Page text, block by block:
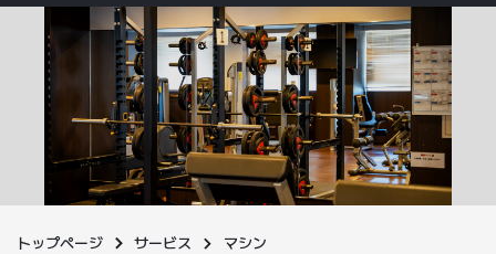
トップページ サービス マシン